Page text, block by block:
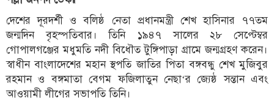
দেশের দূরদর্শী ও বলিষ্ঠ নেতা প্রধানমন্ত্রী শেখ হাসিনার ৭৭তম
জন্মদিন বৃহস্পতিবার। তিনি ১৯৪৭ সালের ২৮ সেপ্টেম্বর
গোপালগঞ্জের মধুমতি নদী বিধৌত টুঙ্গিপাড়া গ্রামে জন্মগ্রহণ করেন।
স্বাধীন বাংলাদেশের মহান স্থপতি জাতির পিতা বঙ্গবন্ধু শেখ মুজিবুর
রহমান ও বঙ্গমাতা বেগম ফজিলাতুন নেছা‘র জ্যেষ্ঠ সন্তান এবং
আওয়ামী লীগের সভাপতি তিনি।